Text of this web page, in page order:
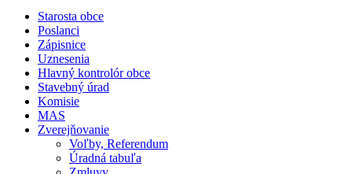
Starosta obce
Poslanci
Zápisnice
Uznesenia
Hlavný kontrolór obce
Stavebný úrad
Komisie
MAS
Zverejňovanie
Voľby, Referendum
Úradná tabuľa